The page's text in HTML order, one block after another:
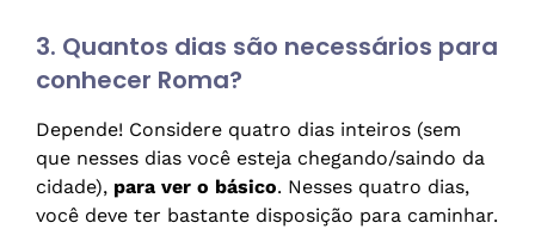
3. Quantos dias são necessários para
conhecer Roma?
Depende! Considere quatro dias inteiros (sem
que nesses dias você esteja chegando/saindo da
cidade), para ver o básico. Nesses quatro dias,
você deve ter bastante disposição para caminhar.